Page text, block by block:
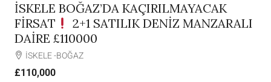
İSKELE BOĞAZ’DA KAÇIRILMAYACAK
FİRSAT
2+1 SATILIK DENİZ MANZARALI
DAİRE £110000
İSKELE -BOĞAZ
£110,000